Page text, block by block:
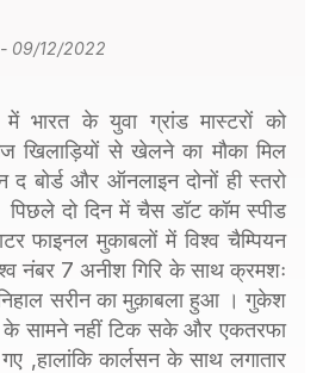
- 09/12/2022
में भारत के युवा ग्रांड मास्टरों को
खिलाड़ियों से खेलने का मौका मिल
बोर्ड और ऑनलाइन दोनों ही स्तरो
पिछले दो दिन में चैस डॉट कॉम स्पीड
फाइनल मुकाबलों में विश्व चैम्पियन
नंबर 7 अनीश गिरि के साथ क्रमशः
सरीन का मुक़ाबला हुआ । गुकेश
के सामने नहीं टिक सके और एकतरफा
,हालांकि कार्लसन के साथ लगातार